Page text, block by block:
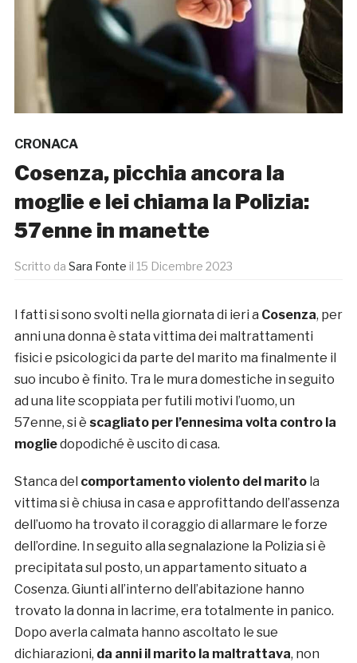
CRONACA
Cosenza, picchia ancora la
moglie e lei chiama la Polizia:
57enne in manette
Scritto da Sara Fonte il 15 Dicembre 2023
I fatti si sono svolti nella giornata di ieri a Cosenza, per
anni una donna è stata vittima dei maltrattamenti
fisici e psicologici da parte del marito ma finalmente il
suo incubo è finito. Tra le mura domestiche in seguito
ad una lite scoppiata per futili motivi l’uomo, un
57enne, si è scagliato per l’ennesima volta contro la
mogliedopodiché è uscito di casa.
Stanca del comportamento violento del maritola
vittima si è chiusa in casa e approfittando dell’assenza
dell’uomo ha trovato il coraggio di allarmare le forze
dell’ordine. In seguito alla segnalazione la Polizia si è
precipitata sul posto, un appartamento situato a
Cosenza. Giunti all’interno dell’abitazione hanno
trovato la donna in lacrime, era totalmente in panico.
Dopo averla calmata hanno ascoltato le sue
dichiarazioni, da anni il marito la maltrattava, non